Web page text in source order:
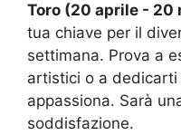
Toro (20 aprile - 20
tua chiave per il
settimana. Prova a
artistici o a
appassiona. Sarà
soddisfazione.